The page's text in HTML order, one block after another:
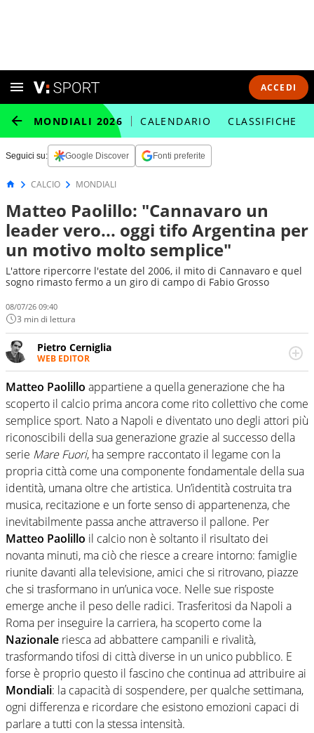
ACCEDI
MONDIALI 2026 CALENDARIO CLASSIFICHE
Seguici su: Google Discover Fonti preferite
CALCIO MONDIALI
Matteo Paolillo: "Cannavaro un
leader vero... oggi tifo Argentina per
un motivo molto semplice"
L'attore ripercorre l'estate del 2006, il mito di Cannavaro e quel
sogno rimasto fermo a un giro di campo di Fabio Grosso
08/07/26 09:40
3 min di lettura
Pietro Cerniglia
WEB EDITOR
Con un percorso accademico in Comunicazione, ha
scritto di cinema, tv, libri e musica. Ha curato prefazioni e
capitoli editoriali, collabora con testate nazionali e
gestisce il database di un sito dedicato al cinema.
Matteo Paolillo appartiene a quella generazione che ha
scoperto il calcio prima ancora come rito collettivo che come
semplice sport. Nato a Napoli e diventato uno degli attori più
riconoscibili della sua generazione grazie al successo della
serie Mare Fuori, ha sempre raccontato il legame con la
propria città come una componente fondamentale della sua
identità, umana oltre che artistica. Un’identità costruita tra
musica, recitazione e un forte senso di appartenenza, che
inevitabilmente passa anche attraverso il pallone. Per
Matteo Paolillo il calcio non è soltanto il risultato dei
novanta minuti, ma ciò che riesce a creare intorno: famiglie
riunite davanti alla televisione, amici che si ritrovano, piazze
che si trasformano in un’unica voce. Nelle sue risposte
emerge anche il peso delle radici. Trasferitosi da Napoli a
Roma per inseguire la carriera, ha scoperto come la
Nazionale riesca ad abbattere campanili e rivalità,
trasformando tifosi di città diverse in un unico pubblico. E
forse è proprio questo il fascino che continua ad attribuire ai
Mondiali: la capacità di sospendere, per qualche settimana,
ogni differenza e ricordare che esistono emozioni capaci di
parlare a tutti con la stessa intensità.